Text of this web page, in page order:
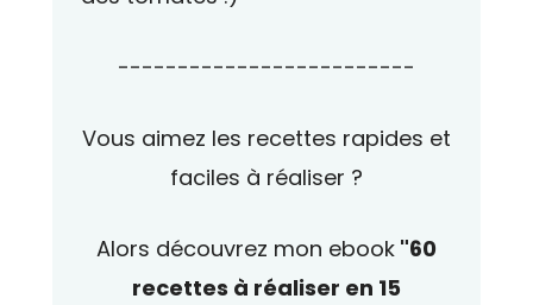
-------------------------
Vous aimez les recettes rapides et
faciles à réaliser ?
Alors découvrez mon ebook "60
recettes à réaliser en 15